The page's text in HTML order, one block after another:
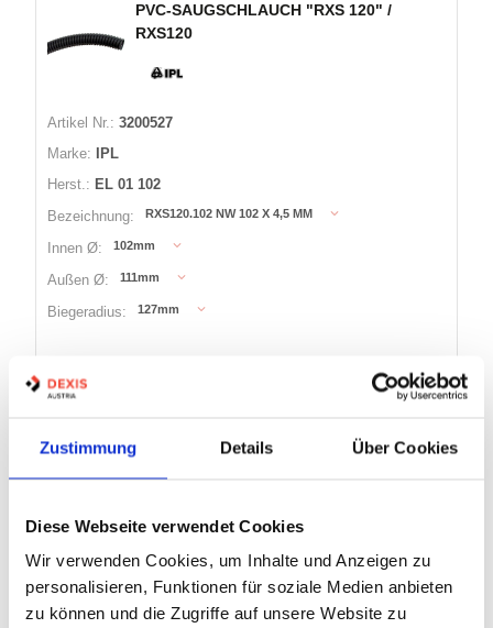
Zustimmung Details Über Cookies
Diese Webseite verwendet Cookies
Wir verwenden Cookies, um Inhalte und Anzeigen zu
personalisieren, Funktionen für soziale Medien anbieten
zu können und die Zugriffe auf unsere Website zu
PVC-SAUGSCHLAUCH "RXS 120" /
RXS120
Artikel Nr.: 3200527
Marke:
IPL
Herst.: EL 01 102
Bezeichnung:
RXS120.102 NW 102 X 4,5 MM
Innen Ø: 102mm
Außen Ø: 111mm
Biegeradius: 127mm
Warenkorb
Auf Lager
PLUTONE-PR